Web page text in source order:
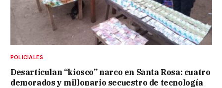
POLICIALES
Desarticulan “kiosco” narco en Santa Rosa: cuatro
demorados y millonario secuestro de tecnología